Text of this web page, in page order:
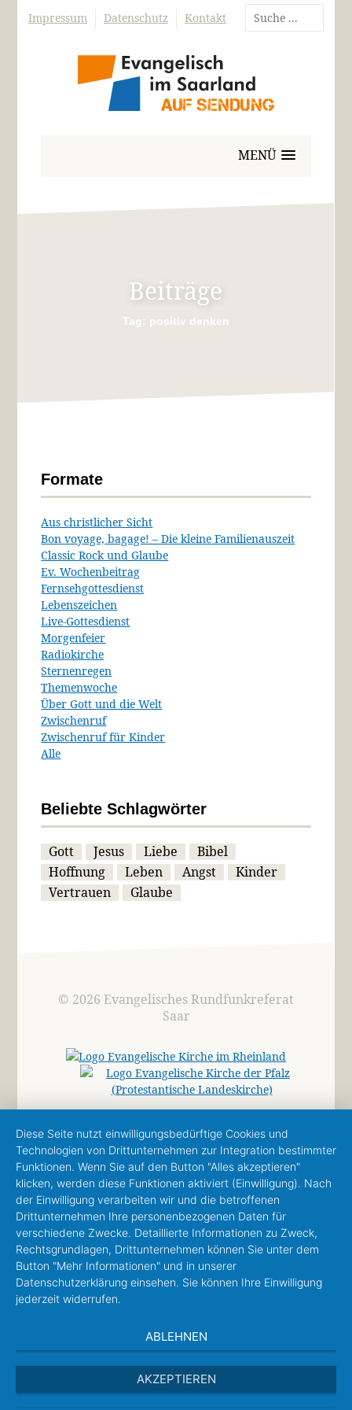
Impressum Datenschutz Kontakt
MENÜ
Beiträge
Tag: positiv denken
Formate
Aus christlicher Sicht
Bon voyage, bagage! – Die kleine Familienauszeit
Classic Rock und Glaube
Ev. Wochenbeitrag
Fernsehgottesdienst
Lebenszeichen
Live-Gottesdienst
Morgenfeier
Radiokirche
Sternenregen
Themenwoche
Über Gott und die Welt
Zwischenruf
Zwischenruf für Kinder
Alle
Beliebte Schlagwörter
Gott Jesus Liebe
Bibel
Hoffnung
Leben Angst
Kinder
Vertrauen
Glaube
© 2026 Evangelisches Rundfunkreferat
Saar
Diese Seite nutzt einwilligungsbedürftige Cookies und
Technologien von Drittunternehmen zur Integration bestimmter
Funktionen. Wenn Sie auf den Button "Alles akzeptieren"
klicken, werden diese Funktionen aktiviert (Einwilligung). Nach
der Einwilligung verarbeiten wir und die betroffenen
Drittunternehmen Ihre personenbezogenen Daten für
verschiedene Zwecke. Detaillierte Informationen zu Zweck,
Rechtsgrundlagen, Drittunternehmen können Sie unter dem
Button "Mehr Informationen" und in unserer
Datenschutzerklärung einsehen. Sie können Ihre Einwilligung
jederzeit widerrufen.
ABLEHNEN
AKZEPTIEREN